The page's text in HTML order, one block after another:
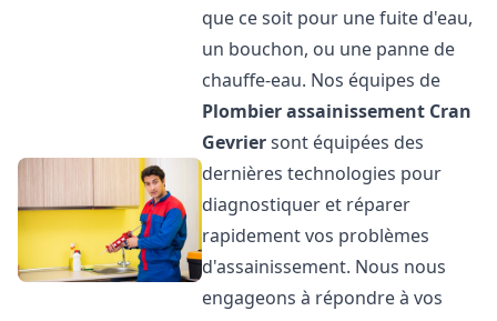
que ce soit pour une fuite d'eau,
un bouchon, ou une panne de
chauffe-eau. Nos équipes de
Plombier assainissement Cran
Gevriersont équipées des
dernières technologies pour
diagnostiquer et réparer
rapidement vos problèmes
d'assainissement. Nous nous
engageons à répondre à vos